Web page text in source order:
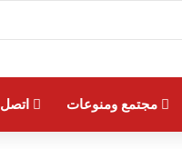
مجتمع ومنوعات اتصل